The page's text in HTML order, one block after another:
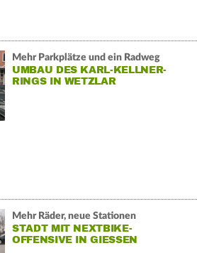
Mehr Parkplätze und ein Radweg
UMBAU DES KARL-KELLNER-
RINGS IN WETZLAR
Mehr Räder, neue Stationen
STADT MIT NEXTBIKE-
OFFENSIVE IN GIESSEN